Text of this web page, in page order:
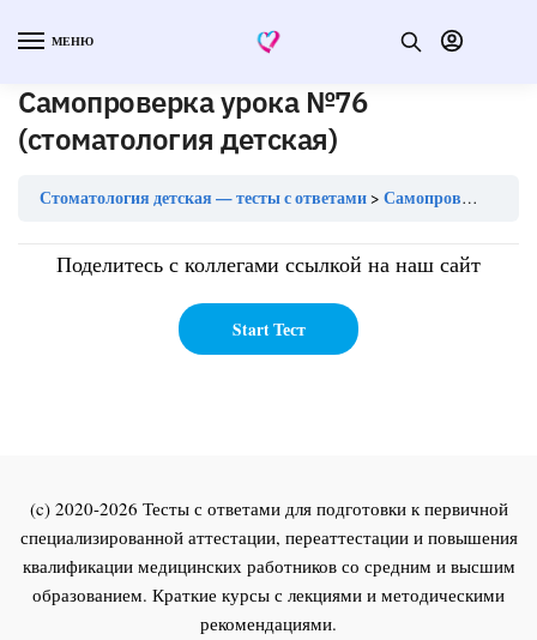
МЕНЮ
Самопроверка урока №76
(стоматология детская)
Стоматология детская — тесты с ответами Самопроверка урока №76 (стоматология детская)
Поделитесь с коллегами ссылкой на наш сайт
(c) 2020-2026 Тесты с ответами для подготовки к первичной
специализированной аттестации, переаттестации и повышения
квалификации медицинских работников со средним и высшим
образованием. Краткие курсы с лекциями и методическими
рекомендациями.